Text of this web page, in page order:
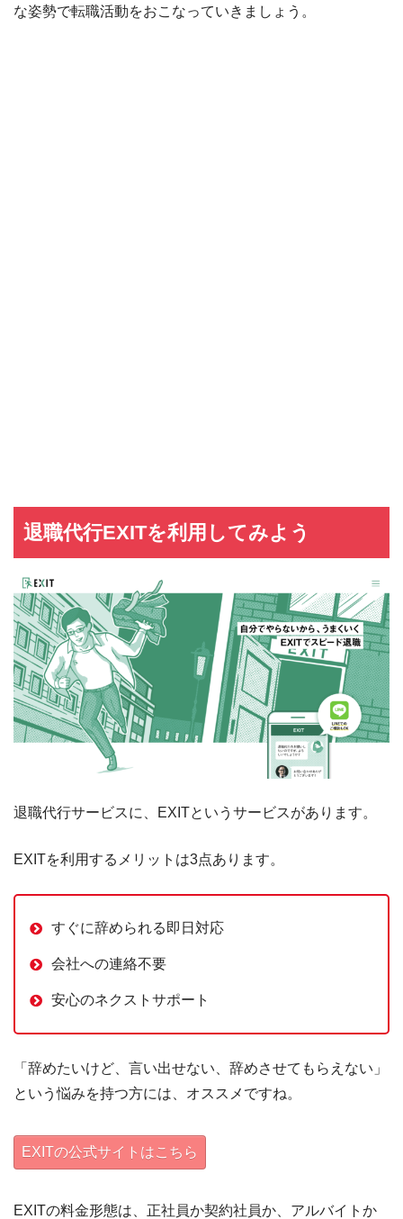
な姿勢で転職活動をおこなっていきましょう。
退職代行EXITを利用してみよう
退職代行サービスに、EXITというサービスがあります。
EXITを利用するメリットは3点あります。
すぐに辞められる即日対応
会社への連絡不要
安心のネクストサポート
「辞めたいけど、言い出せない、辞めさせてもらえない」
という悩みを持つ方には、オススメですね。
EXITの公式サイトはこちら
EXITの料金形態は、正社員か契約社員か、アルバイトか